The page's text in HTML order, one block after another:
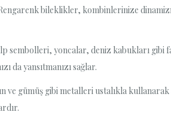
bileklikler, kombinlerinize
sembolleri, yoncalar, deniz kabukları gibi
da yansıtmanızı sağlar.
gümüş gibi metalleri ustalıkla